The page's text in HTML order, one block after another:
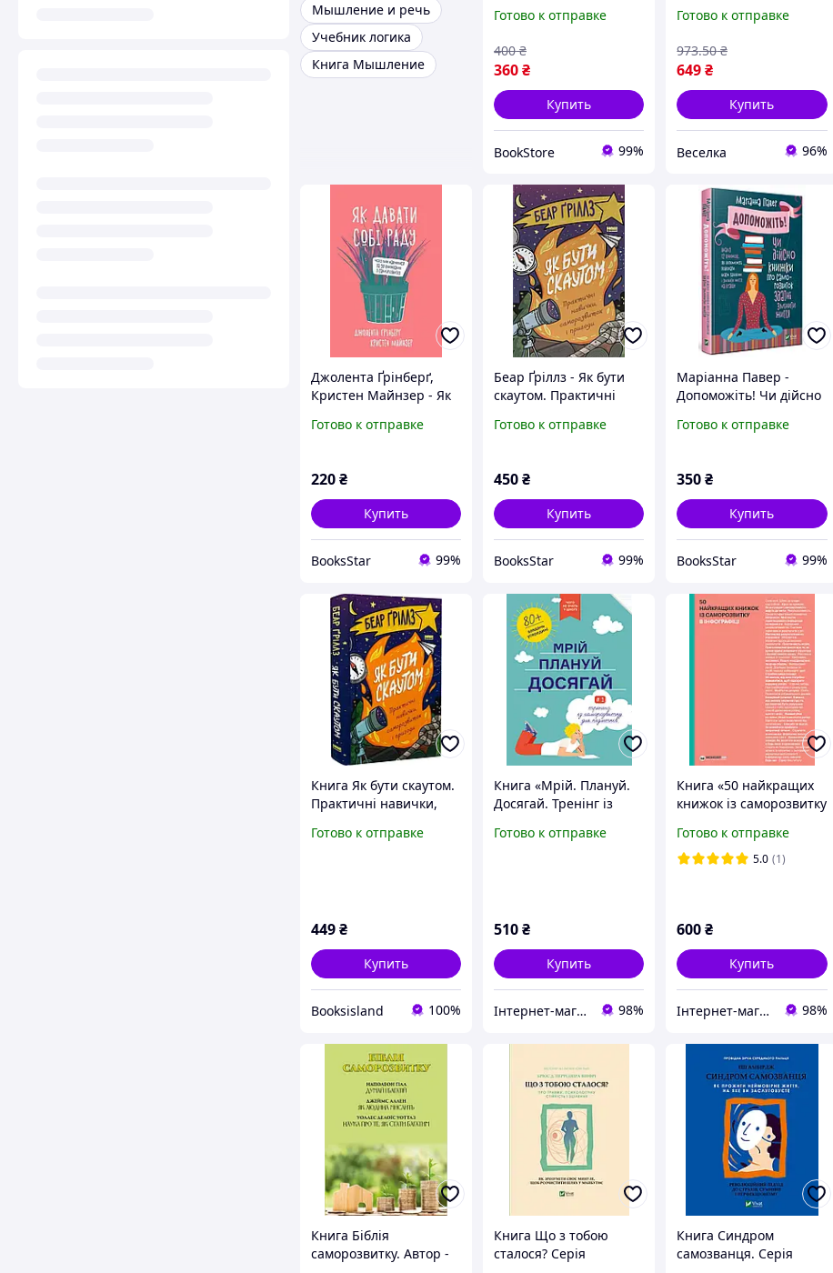
Мышление и речь
Учебник логика
Книга Мышление
производить
эндорфин и
окситоцин", Лоретта
Грациано Брюн
Готово к отправке
360₴
400 ₴
Купить
BookStore 99%
глубоких размышлений
Готово к отправке
649₴
973.50 ₴
Купить
Веселка 96%
Джолента Ґрінберґ,
Кристен Майнзер - Як
ми навчилися за 50
Готово к отправке
220₴
Купить
BooksStar 99%
Беар Ґріллз - Як бути
скаутом. Практичні
і пригоди
Готово к отправке
450₴
Купить
BooksStar 99%
Маріанна Павер -
Допоможіть! Чи дійсно
саморозвиток здатні
Готово к отправке
350₴
Купить
BooksStar 99%
Книга Як бути скаутом.
Практичні навички,
пригоди Беар Гріллз (
Готово к отправке
449₴
Купить
Booksisland 100%
Книга «Мрій. Плануй.
Досягай. Тренінг із
підлітків №1
Готово к отправке
510₴
Купить
Інтернет-магазин "BIZLIT" 98%
Книга «50 найкращих
книжок із саморозвитку
(українською)». Автор -
Команда авторів
Готово к отправке
5.0 (1)
600₴
Купить
Інтернет-магазин "BIZLIT" 98%
Книга Біблія
саморозвитку. Автор -
Книга Що з тобою
сталося? Серія
Книга Синдром
самозванця. Серія